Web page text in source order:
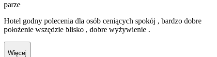
parze
Hotel godny polecenia dla osób ceniących spokój , bardzo dobre
położenie wszędzie blisko , dobre wyżywienie .
Więcej